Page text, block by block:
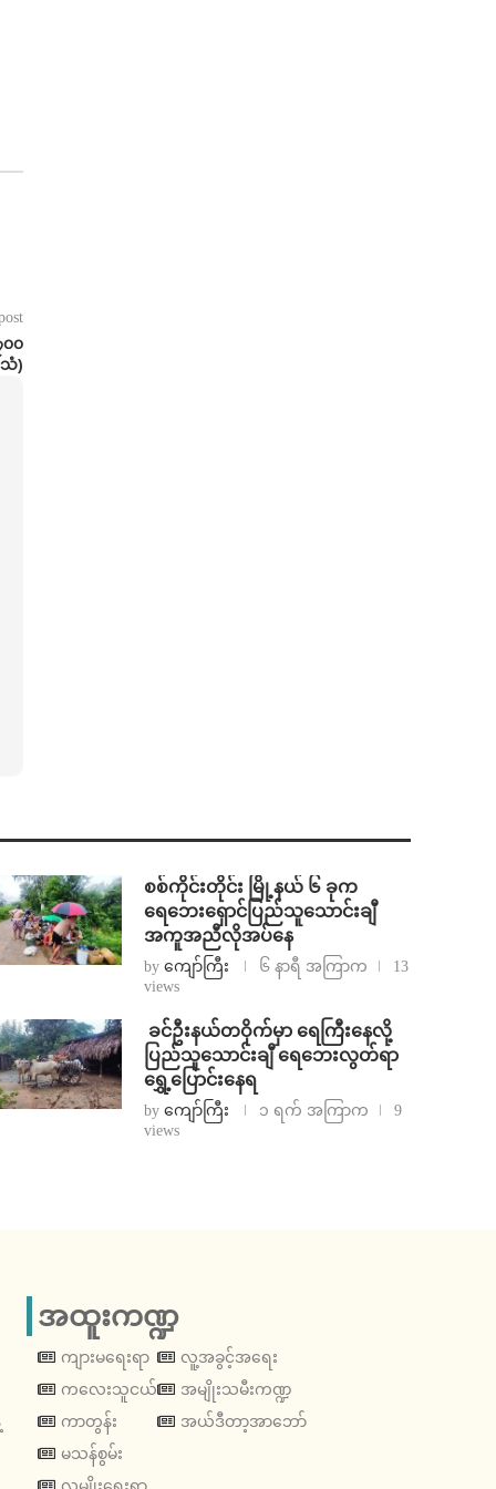
၀
သံ)
စစ်ကိုင်းတိုင်း မြို့နယ် ၆ ခုက
ရေဘေးရှောင်ပြည်သူသောင်းချီ
အကူအညီလိုအပ်နေ
byကျော်ကြီး ၆ နာရီ အကြာက
13
views
⁩ ⁨ခင်ဦးနယ်တဝိုက်မှာ ရေကြီးနေလို့
ပြည်သူသောင်းချီ ရေဘေးလွတ်ရာ
ရွှေ့ပြောင်းနေရ
byကျော်ကြီး ၁ ရက် အကြာက
9
views
အထူးကဏ္ဍ
ကျားမရေးရာ
ကလေးသူငယ်
ကာတွန်း
မသန်စွမ်း
လူ့အခွင့်အရေး
အမျိုးသမီးကဏ္ဍ
အယ်ဒီတာ့အာဘော်